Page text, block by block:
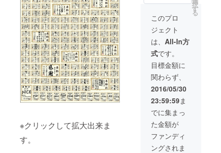
※クリックして拡大出来ま
す。
100枚ご
とに違
うもの
を選ん
でも構
いませ
ん。名
前など
も別の
人でも
構いま
せん。
を送ら
せて頂
きま
す。 名
前、電
話番
号、
メール
アドレ
スをあ
なただ
けのも
のにデ
ザイン
しま
す。
択
す
る
このプロ
ジェクト
は、 All-In方
式です。
目標金額に
関わらず、
2016/05/30
23:59:59ま
でに集まっ
た金額が
ファンディ
ングされま